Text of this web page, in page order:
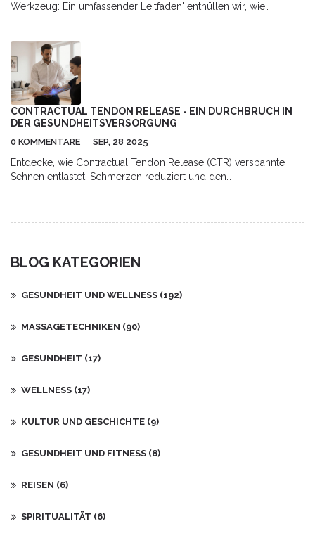
Werkzeug: Ein umfassender Leitfaden' enthüllen wir, wie
tauchen tief in die Welt der ätherischen Öle ein und erkunden,
wie diese kraftvollen Extrakte positive Veränderungen in Ihrem
geistigen, emotionalen und physischen Zustand herbeiführen
können. Durch praktische Tipps und fundierte Informationen
zielen wir darauf ab, Ihnen ein nützliches Werkzeug an die Hand
zu geben, das Sie in Ihrem Streben nach einem ausgeglichenen
CONTRACTUAL TENDON RELEASE - EIN DURCHBRUCH IN
DER GESUNDHEITSVERSORGUNG
0 KOMMENTARE SEP, 28 2025
Entdecke, wie Contractual Tendon Release (CTR) verspannte
Sehnen entlastet, Schmerzen reduziert und den
BLOG KATEGORIEN
GESUNDHEIT UND WELLNESS (192)
MASSAGETECHNIKEN (90)
GESUNDHEIT (17)
WELLNESS (17)
KULTUR UND GESCHICHTE (9)
GESUNDHEIT UND FITNESS (8)
REISEN (6)
SPIRITUALITÄT (6)